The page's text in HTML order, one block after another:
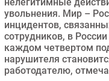
Аналитика
Интервью
Мероприятия
Проекты
увольнения. Мир –
инцидентов,
сотрудников, в
каждом четвертом
нарушителя
работодателю,